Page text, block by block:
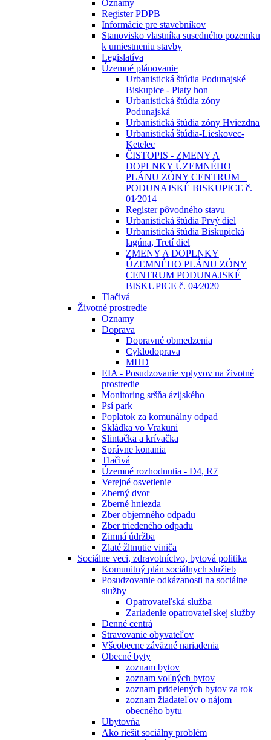
Oznamy
Register PDPB
Informácie pre stavebníkov
Stanovisko vlastníka susedného pozemku
k umiestneniu stavby
Legislatíva
Územné plánovanie
Urbanistická štúdia Podunajské
Biskupice - Piaty hon
Urbanistická štúdia zóny
Podunajská
Urbanistická štúdia zóny Hviezdna
Urbanistická štúdia-Lieskovec-
Ketelec
ČISTOPIS - ZMENY A
DOPLNKY ÚZEMNÉHO
PLÁNU ZÓNY CENTRUM –
PODUNAJSKÉ BISKUPICE č.
01⁄2014
Register pôvodného stavu
Urbanistická štúdia Prvý diel
Urbanistická štúdia Biskupická
lagúna, Tretí diel
ZMENY A DOPLNKY
ÚZEMNÉHO PLÁNU ZÓNY
CENTRUM PODUNAJSKÉ
BISKUPICE č. 04⁄2020
Tlačivá
Životné prostredie
Oznamy
Doprava
Dopravné obmedzenia
Cyklodoprava
MHD
EIA - Posudzovanie vplyvov na životné
prostredie
Monitoring sršňa ázijského
Psí park
Poplatok za komunálny odpad
Skládka vo Vrakuni
Slintačka a krívačka
Správne konania
Tlačivá
Územné rozhodnutia - D4, R7
Verejné osvetlenie
Zberný dvor
Zberné hniezda
Zber objemného odpadu
Zber triedeného odpadu
Zimná údržba
Zlaté žltnutie viniča
Sociálne veci, zdravotníctvo, bytová politika
Komunitný plán sociálnych služieb
Posudzovanie odkázanosti na sociálne
služby
Opatrovateľská služba
Zariadenie opatrovateľskej služby
Denné centrá
Stravovanie obyvateľov
Všeobecne záväzné nariadenia
Obecné byty
zoznam bytov
zoznam voľných bytov
zoznam pridelených bytov za rok
zoznam žiadateľov o nájom
obecného bytu
Ubytovňa
Ako riešit sociálny problém